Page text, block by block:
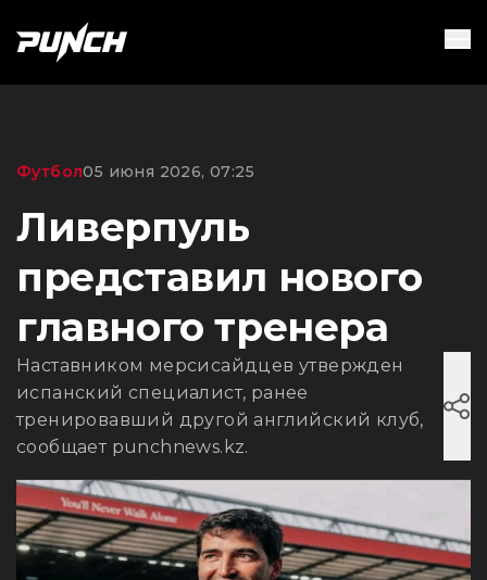
Футбол05 июня 2026, 07:25
Ливерпуль
представил нового
главного тренера
Наставником мерсисайдцев утвержден
испанский специалист, ранее
тренировавший другой английский клуб,
сообщает punchnews.kz.